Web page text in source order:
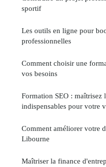
sportif
Les outils en ligne pour
professionnelles
Comment choisir une
vos besoins
Formation SEO : maîtrisez
indispensables pour votre
Comment améliorer votre
Libourne
Maîtriser la finance